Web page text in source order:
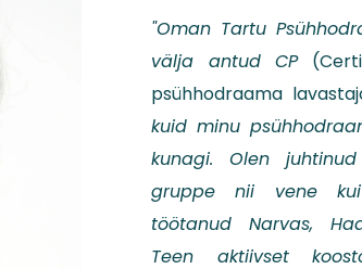
"Oman Tartu
välja antud CP
psühhodraama
kuid minu
kunagi. Olen
gruppe nii vene
töötanud Narvas,
Teen aktiivset